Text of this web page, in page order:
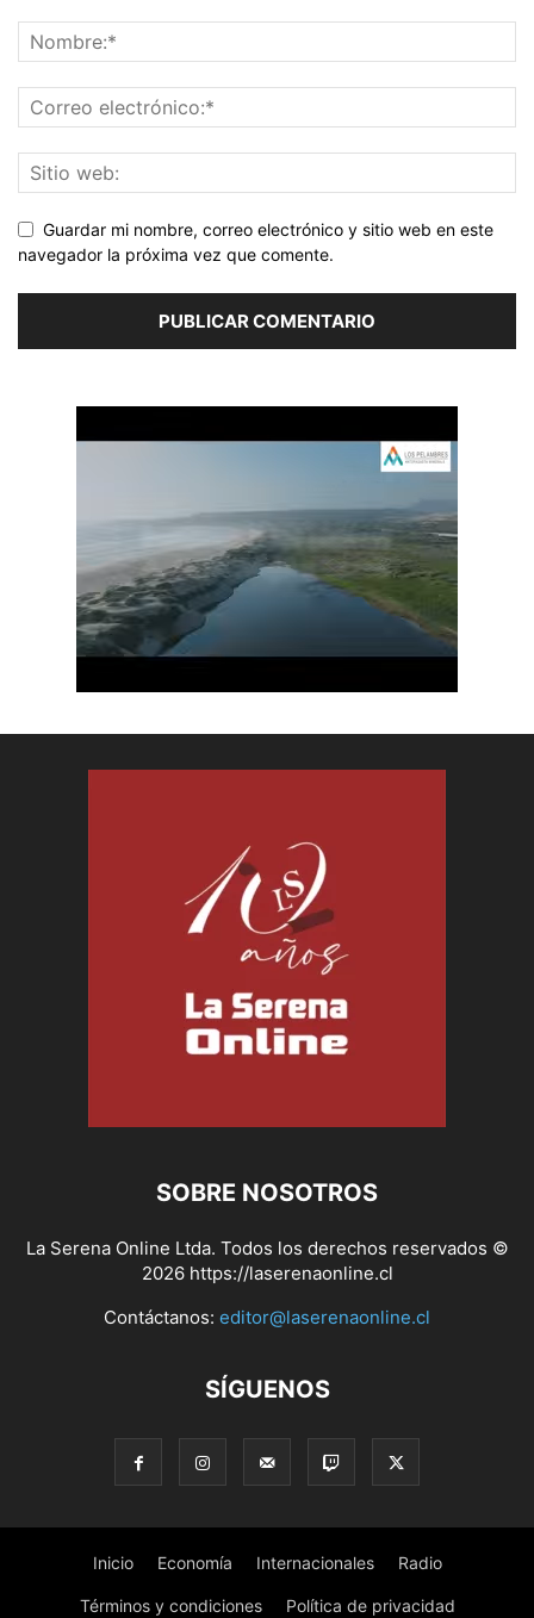
Guardar mi nombre, correo electrónico y sitio web en este
navegador la próxima vez que comente.
SOBRE NOSOTROS
La Serena Online Ltda. Todos los derechos reservados ©
2026 https://laserenaonline.cl
Contáctanos: editor@laserenaonline.cl
SÍGUENOS
Inicio Economía Internacionales Radio
Términos y condiciones Política de privacidad